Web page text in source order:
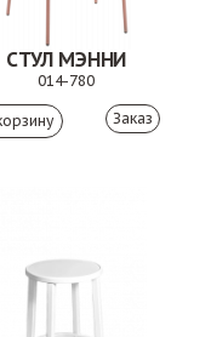
СТУЛ МЭННИ
014-780
Заказ